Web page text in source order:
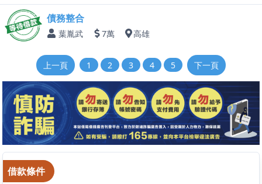
債務整合
葉胤武 7萬 高雄
上一頁 1 2 3 4 5 下一頁
借款條件